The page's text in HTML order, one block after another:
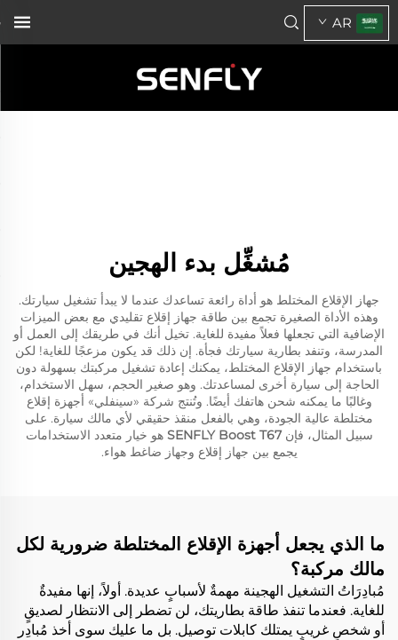
AR
مُشغِّل بدء الهجين
جهاز الإقلاع المختلط هو أداة رائعة تساعدك عندما لا يبدأ تشغيل سيارتك.
وهذه الأداة الصغيرة تجمع بين طاقة جهاز إقلاع تقليدي مع بعض الميزات
الإضافية التي تجعلها فعلاً مفيدة للغاية. تخيل أنك في طريقك إلى العمل أو
المدرسة، وتنفد بطارية سيارتك فجأة. إن ذلك قد يكون مزعجًا للغاية! لكن
باستخدام جهاز الإقلاع المختلط، يمكنك إعادة تشغيل مركبتك بسهولة دون
الحاجة إلى سيارة أخرى لمساعدتك. وهو صغير الحجم، سهل الاستخدام،
وغالبًا ما يمكنه شحن هاتفك أيضًا. وتُنتج شركة «سينفلي» أجهزة إقلاع
مختلطة عالية الجودة، وهي بالفعل منقذ حقيقي لأي مالك سيارة. على
سبيل المثال، فإنSENFLY Boost T67 هو خيار متعدد الاستخدامات
يجمع بين جهاز إقلاع وجهاز ضاغط هواء.
ما الذي يجعل أجهزة الإقلاع المختلطة ضرورية لكل
مالك مركبة؟
مُبادِرَاتُ التشغيل الهجينة مهمةٌ لأسبابٍ عديدة. أولاً، إنها مفيدةٌ
للغاية. فعندما تنفذ طاقة بطاريتك، لن تضطر إلى الانتظار لصديقٍ
أو شخصٍ غريبٍ يمتلك كابلات توصيل. بل ما عليك سوى أخذ مُبادِر